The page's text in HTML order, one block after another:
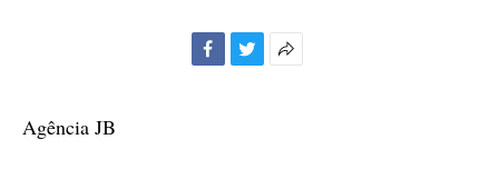
Agência JB